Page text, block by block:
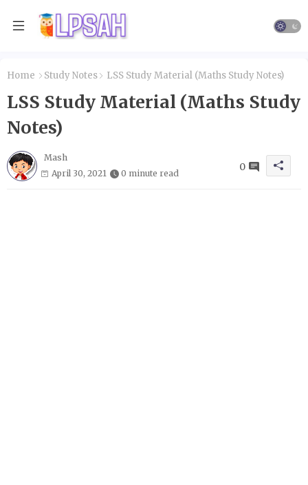
Home Study Notes LSS Study Material (Maths Study Notes)
LSS Study Material (Maths Study
Notes)
Mash
April 30, 2021
0 minute read
0